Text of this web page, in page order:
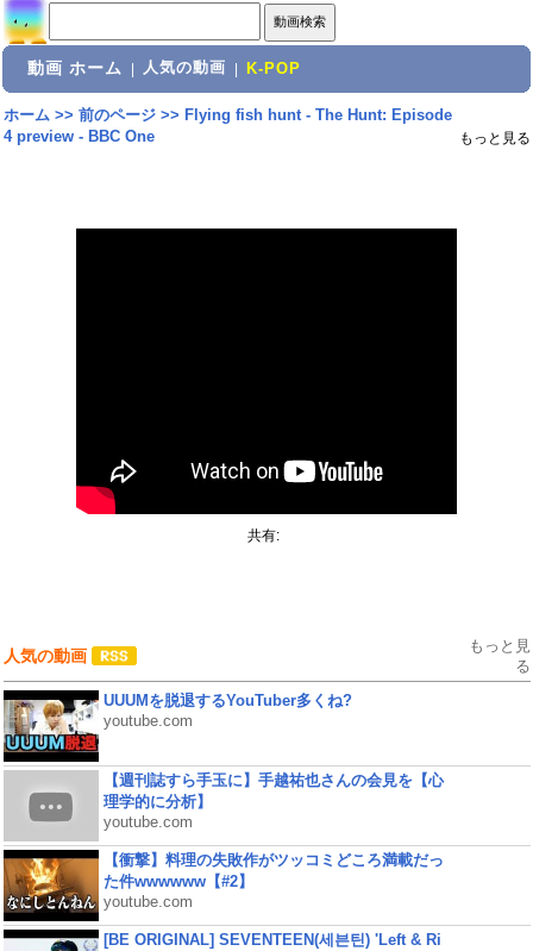
動画 ホーム 人気の動画 K-POP
ホーム>> 前のページ>> Flying fish hunt - The Hunt: Episode
4 preview - BBC One
もっと見る
共有:
人気の動画
もっと見
る
UUUMを脱退するYouTuber多くね?
youtube.com
【週刊誌すら手玉に】手越祐也さんの会見を【心
理学的に分析】
youtube.com
【衝撃】料理の失敗作がツッコミどころ満載だっ
た件wwwwww【#2】
youtube.com
[BE ORIGINAL] SEVENTEEN(세븐틴) 'Left & Ri